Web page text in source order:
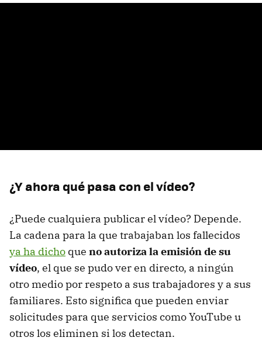
¿Y ahora qué pasa con el vídeo?
¿Puede cualquiera publicar el vídeo? Depende.
La cadena para la que trabajaban los fallecidos
ya ha dicho que no autoriza la emisión de su
vídeo, el que se pudo ver en directo, a ningún
otro medio por respeto a sus trabajadores y a sus
familiares. Esto significa que pueden enviar
solicitudes para que servicios como YouTube u
otros los eliminen si los detectan.